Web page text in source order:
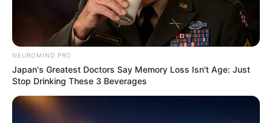
NEUROMIND PRO
Japan's Greatest Doctors Say Memory Loss Isn't Age: Just
Stop Drinking These 3 Beverages